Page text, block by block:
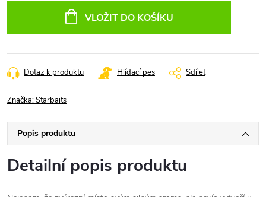
VLOŽIT DO KOŠÍKU
Dotaz k produktu Hlídací pes Sdílet
Značka:Starbaits
Popis produktu
Detailní popis produktu